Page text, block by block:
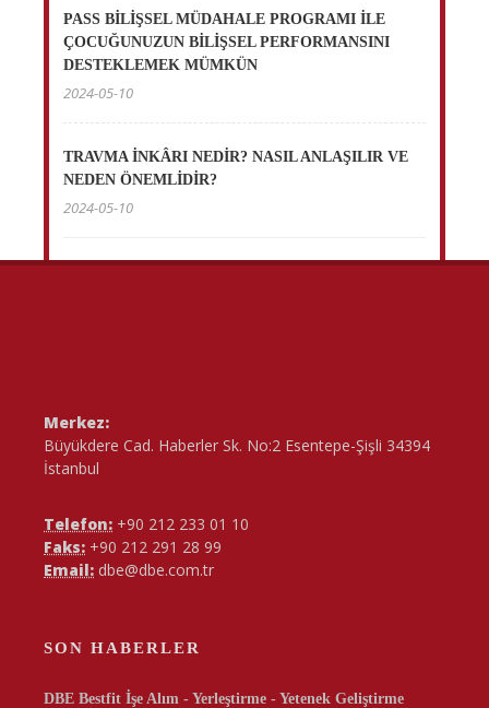
PASS BİLİŞSEL MÜDAHALE PROGRAMI İLE
ÇOCUĞUNUZUN BİLİŞSEL PERFORMANSINI
DESTEKLEMEK MÜMKÜN
2024-05-10
TRAVMA İNKÂRI NEDİR? NASIL ANLAŞILIR VE
NEDEN ÖNEMLİDİR?
2024-05-10
Merkez:
Büyükdere Cad. Haberler Sk. No:2 Esentepe-Şişli 34394
İstanbul
Telefon: +90 212 233 01 10
Faks: +90 212 291 28 99
Email: dbe@dbe.com.tr
SON HABERLER
DBE Bestfit İşe Alım - Yerleştirme - Yetenek Geliştirme